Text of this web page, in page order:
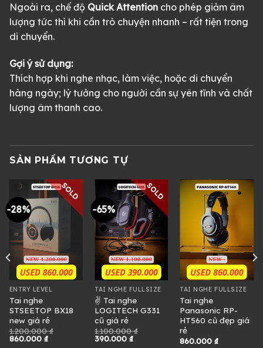
Ngoài ra, chế độ Quick Attention cho phép giảm âm
lượng tức thì khi cần trò chuyện nhanh – rất tiện trong
di chuyển.
Gợi ý sử dụng:
Thích hợp khi nghe nhạc, làm việc, hoặc di chuyển
hàng ngày; lý tưởng cho người cần sự yên tĩnh và chất
lượng âm thanh cao.
SẢN PHẨM TƯƠNG TỰ
-28%
SOLD
ENTRY LEVEL
Tai nghe
STSEETOP BX18
new giá rẻ
1.200.000₫
Giá
860.000 ₫Giá
-65%
SOLD
TAI NGHE FULLSIZE
✌ Tai nghe
LOGITECH G331
cũ giá rẻ
1.100.000₫
Giá
390.000₫Giá
TAI NGHE FULLSIZE
Tai nghe
Panasonic RP-
HT560 cũ đẹp giá
rẻ
860.000₫